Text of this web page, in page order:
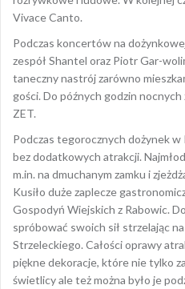
Vivace Canto.
Podczas koncertów na
zespół Shantel oraz Piotr Gar-
taneczny nastrój zarówno
gości. Do późnych godzin
ZET.
Podczas tegorocznych dożynek w
bez dodatkowych atrakcji.
m.in. na dmuchanym zamku i
Kusiło duże zaplecze
Gospodyń Wiejskich z Rabowic.
spróbować swoich sił strzelając
Strzeleckiego. Całości oprawy
piękne dekoracje, które nie tylko
świetlicy ale też można było je